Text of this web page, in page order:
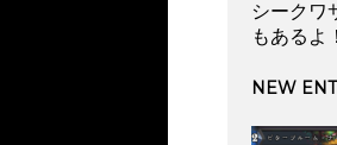
シークワ
もあるよ！
NEW